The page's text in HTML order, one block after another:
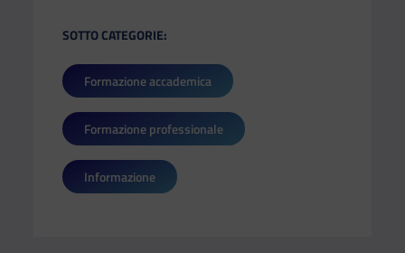
SOTTO CATEGORIE:
Formazione accademica
Formazione professionale
Informazione